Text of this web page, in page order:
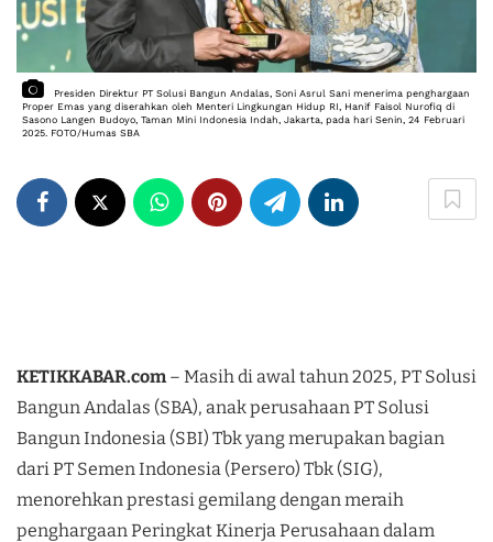
Presiden Direktur PT Solusi Bangun Andalas, Soni Asrul Sani menerima penghargaan
Proper Emas yang diserahkan oleh Menteri Lingkungan Hidup RI, Hanif Faisol Nurofiq di
Sasono Langen Budoyo, Taman Mini Indonesia Indah, Jakarta, pada hari Senin, 24 Februari
2025. FOTO/Humas SBA
KETIKKABAR.com – Masih di awal tahun 2025, PT Solusi
Bangun Andalas (SBA), anak perusahaan PT Solusi
Bangun Indonesia (SBI) Tbk yang merupakan bagian
dari PT Semen Indonesia (Persero) Tbk (SIG),
menorehkan prestasi gemilang dengan meraih
penghargaan Peringkat Kinerja Perusahaan dalam